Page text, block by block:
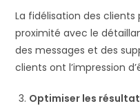
La fidélisation des
proximité avec le
des messages et des
clients ont l’impression
Optimiser les